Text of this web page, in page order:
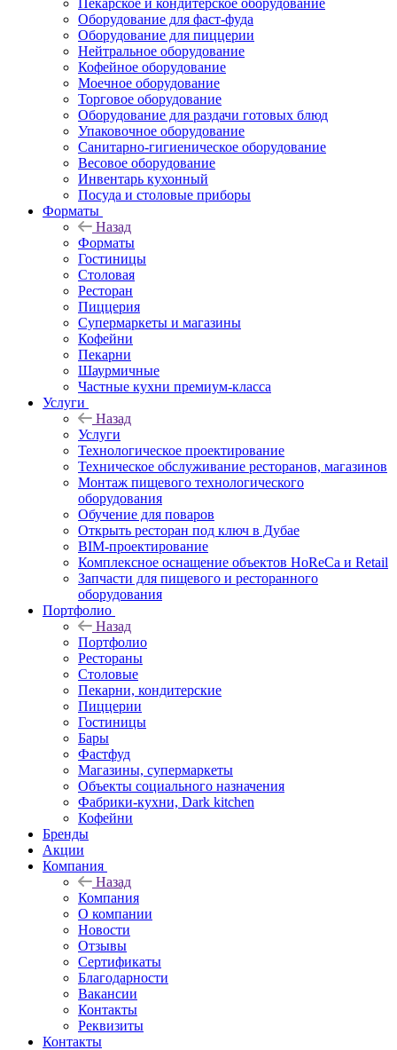
Пекарское и кондитерское оборудование
Оборудование для фаст-фуда
Оборудование для пиццерии
Нейтральное оборудование
Кофейное оборудование
Моечное оборудование
Торговое оборудование
Оборудование для раздачи готовых блюд
Упаковочное оборудование
Санитарно-гигиеническое оборудование
Весовое оборудование
Инвентарь кухонный
Посуда и столовые приборы
Форматы
Назад
Форматы
Гостиницы
Столовая
Ресторан
Пиццерия
Супермаркеты и магазины
Кофейни
Пекарни
Шаурмичные
Частные кухни премиум-класса
Услуги
Назад
Услуги
Технологическое проектирование
Техническое обслуживание ресторанов, магазинов
Монтаж пищевого технологического
оборудования
Обучение для поваров
Открыть ресторан под ключ в Дубае
BIM-проектирование
Комплексное оснащение объектов HoReCa и Retail
Запчасти для пищевого и ресторанного
оборудования
Портфолио
Назад
Портфолио
Рестораны
Столовые
Пекарни, кондитерские
Пиццерии
Гостиницы
Бары
Фастфуд
Магазины, супермаркеты
Объекты социального назначения
Фабрики-кухни, Dark kitchen
Кофейни
Бренды
Акции
Компания
Назад
Компания
О компании
Новости
Отзывы
Сертификаты
Благодарности
Вакансии
Контакты
Реквизиты
Контакты